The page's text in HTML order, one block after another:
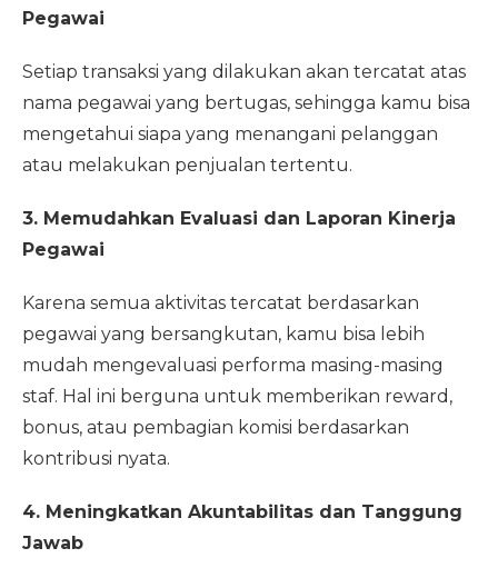
Pegawai
Setiap transaksi yang dilakukan akan tercatat atas
nama pegawai yang bertugas, sehingga kamu bisa
mengetahui siapa yang menangani pelanggan
atau melakukan penjualan tertentu.
3. Memudahkan Evaluasi dan Laporan Kinerja
Pegawai
Karena semua aktivitas tercatat berdasarkan
pegawai yang bersangkutan, kamu bisa lebih
mudah mengevaluasi performa masing-masing
staf. Hal ini berguna untuk memberikan reward,
bonus, atau pembagian komisi berdasarkan
kontribusi nyata.
4. Meningkatkan Akuntabilitas dan Tanggung
Jawab